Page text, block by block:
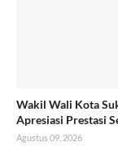
Wakil Wali Kota
Apresiasi Prestasi
Agustus 09, 2026